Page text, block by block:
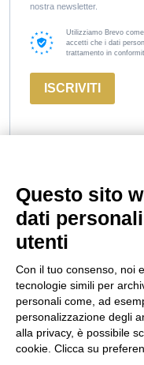
nostra newsletter.
Utilizziamo Brevo
accetti che i dati
trattamento in
ISCRIVITI
Marco
Felluga
Via Gorizia, 121
34072 Gradisca
d’Isonzo (GO)
T.+39 048199164
info@marcofelluga.it
rp@marcofelluga.it
Questo sito
dati
utenti
Con il tuo consenso, noi
tecnologie simili per
personali come, ad
personalizzazione degli
alla privacy, è possibile
cookie. Clicca su